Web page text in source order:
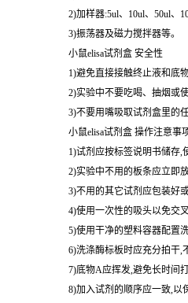
2)加样器:5ul、10ul、50ul、
3)振荡器及磁力搅拌器等。
小鼠elisa试剂盒 安全性
1)避免直接接触终止液和底
2)实验中不要吃喝、抽烟或
3)不要用嘴吸取试剂盒里的任
小鼠elisa试剂盒 操作注意事
1)试剂应按标签说明书储存,
2)实验中不用的板条应立即
3)不用的其它试剂应包装好
4)使用一次性的吸头以免交
5)使用干净的塑料容器配置
6)洗涤酶标板时应充分拍干,
7)底物A应挥发,避免长时间
8)加入试剂的顺序应一致,以